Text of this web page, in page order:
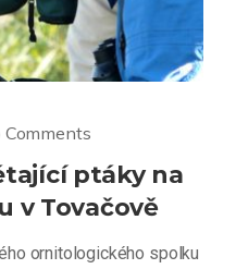
Comments
ptáky na
v Tovačově
ornitologického spolku